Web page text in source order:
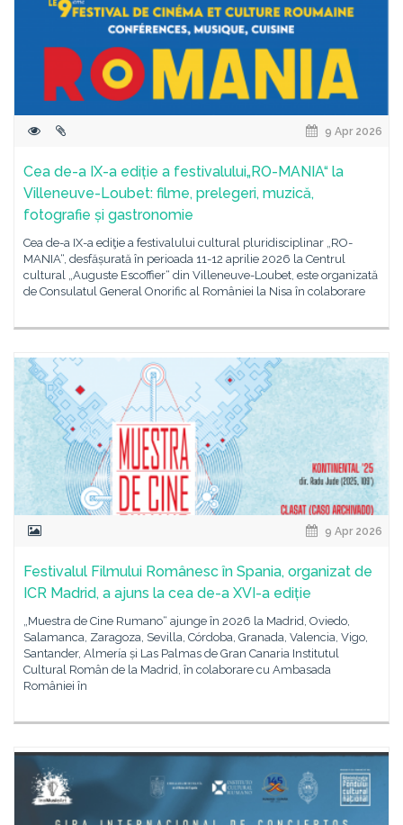
9 Apr 2026
Cea de-a IX-a ediție a festivalului„RO-MANIA“ la
Villeneuve-Loubet: filme, prelegeri, muzică,
fotografie și gastronomie
Cea de-a IX-a ediţie a festivalului cultural pluridisciplinar „RO-
MANIA“, desfășurată în perioada 11-12 aprilie 2026 la Centrul
cultural „Auguste Escoffier“ din Villeneuve-Loubet, este organizată
de Consulatul General Onorific al României la Nisa în colaborare
9 Apr 2026
Festivalul Filmului Românesc în Spania, organizat de
ICR Madrid, a ajuns la cea de-a XVI-a ediție
„Muestra de Cine Rumano“ ajunge în 2026 la Madrid, Oviedo,
Salamanca, Zaragoza, Sevilla, Córdoba, Granada, Valencia, Vigo,
Santander, Almería și Las Palmas de Gran Canaria Institutul
Cultural Român de la Madrid, în colaborare cu Ambasada
României în